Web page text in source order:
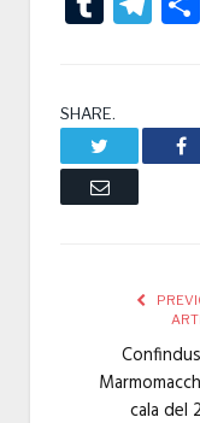
SHARE.
Email
cala del